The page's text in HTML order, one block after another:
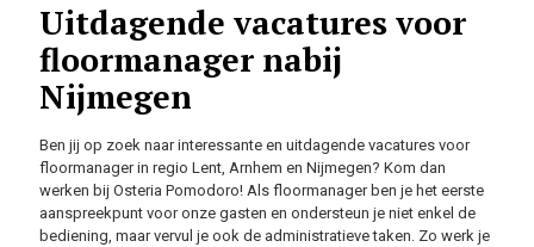
Uitdagende vacatures voor
floormanager nabij
Nijmegen
Ben jij op zoek naar interessante en uitdagende vacatures voor
floormanager in regio Lent, Arnhem en Nijmegen? Kom dan
werken bij Osteria Pomodoro! Als floormanager ben je het eerste
aanspreekpunt voor onze gasten en ondersteun je niet enkel de
bediening, maar vervul je ook de administratieve taken. Zo werk je